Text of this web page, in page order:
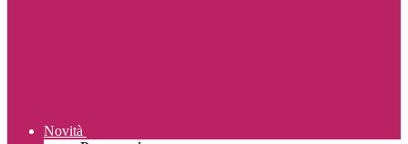
Novità